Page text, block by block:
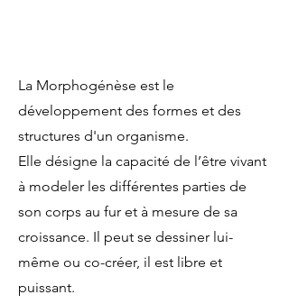
La Morphogénèse est le
développement des formes et des
structures d'un organisme.
Elle désigne la capacité de l’être vivant
à modeler les différentes parties de
son corps au fur et à mesure de sa
croissance. Il peut se dessiner lui-
même ou co-créer, il est libre et
puissant.